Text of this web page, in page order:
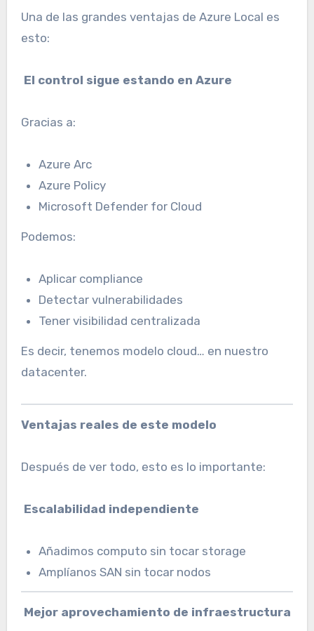
Una de las grandes ventajas de Azure Local es
esto:
El control sigue estando en Azure
Gracias a:
Azure Arc
Azure Policy
Microsoft Defender for Cloud
Podemos:
Aplicar compliance
Detectar vulnerabilidades
Tener visibilidad centralizada
Es decir, tenemos modelo cloud… en nuestro
datacenter.
Ventajas reales de este modelo
Después de ver todo, esto es lo importante:
Escalabilidad independiente
Añadimos computo sin tocar storage
Amplíanos SAN sin tocar nodos
Mejor aprovechamiento de infraestructura